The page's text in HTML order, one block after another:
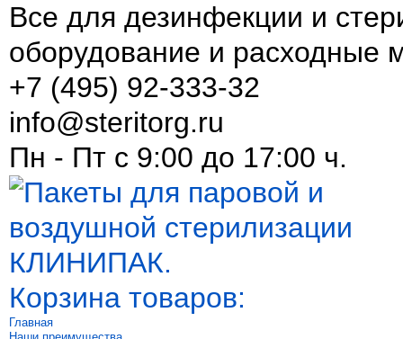
Все для дезинфекции и
оборудование и расходные
+7 (495) 92-333-32
info@steritorg.ru
Пн - Пт с 9:00 до 17:00 ч.
Корзина товаров:
Главная